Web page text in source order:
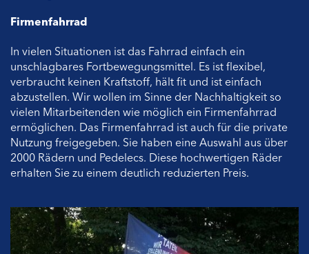
Firmenfahrrad
In vielen Situationen ist das Fahrrad einfach ein
unschlagbares Fortbewegungsmittel. Es ist flexibel,
verbraucht keinen Kraftstoff, hält fit und ist einfach
abzustellen. Wir wollen im Sinne der Nachhaltigkeit so
vielen Mitarbeitenden wie möglich ein Firmenfahrrad
ermöglichen. Das Firmenfahrrad ist auch für die private
Nutzung freigegeben. Sie haben eine Auswahl aus über
2000 Rädern und Pedelecs. Diese hochwertigen Räder
erhalten Sie zu einem deutlich reduzierten Preis.